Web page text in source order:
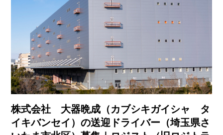
株式会社 大器晩成（カブシキガイシャ タ
イキバンセイ）の送迎ドライバー（埼玉県さ